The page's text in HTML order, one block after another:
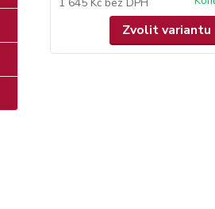
Zvolit variantu